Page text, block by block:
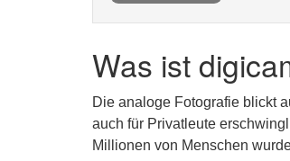
Was ist
Die analoge Fotografie blickt
auch für Privatleute
Millionen von Menschen